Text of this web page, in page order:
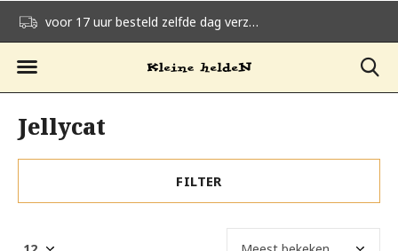
voor 17 uur besteld zelfde dag verzonden
Jellycat
FILTER